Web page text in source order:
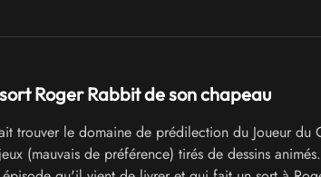
Roger Rabbit de son chapeau
trouver le domaine de prédilection du Joueur du
(mauvais de préférence) tirés de dessins